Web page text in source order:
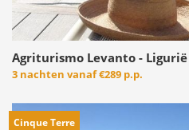
Agriturismo Levanto - Ligurië
3 nachten vanaf€289 p.p.
Cinque Terre